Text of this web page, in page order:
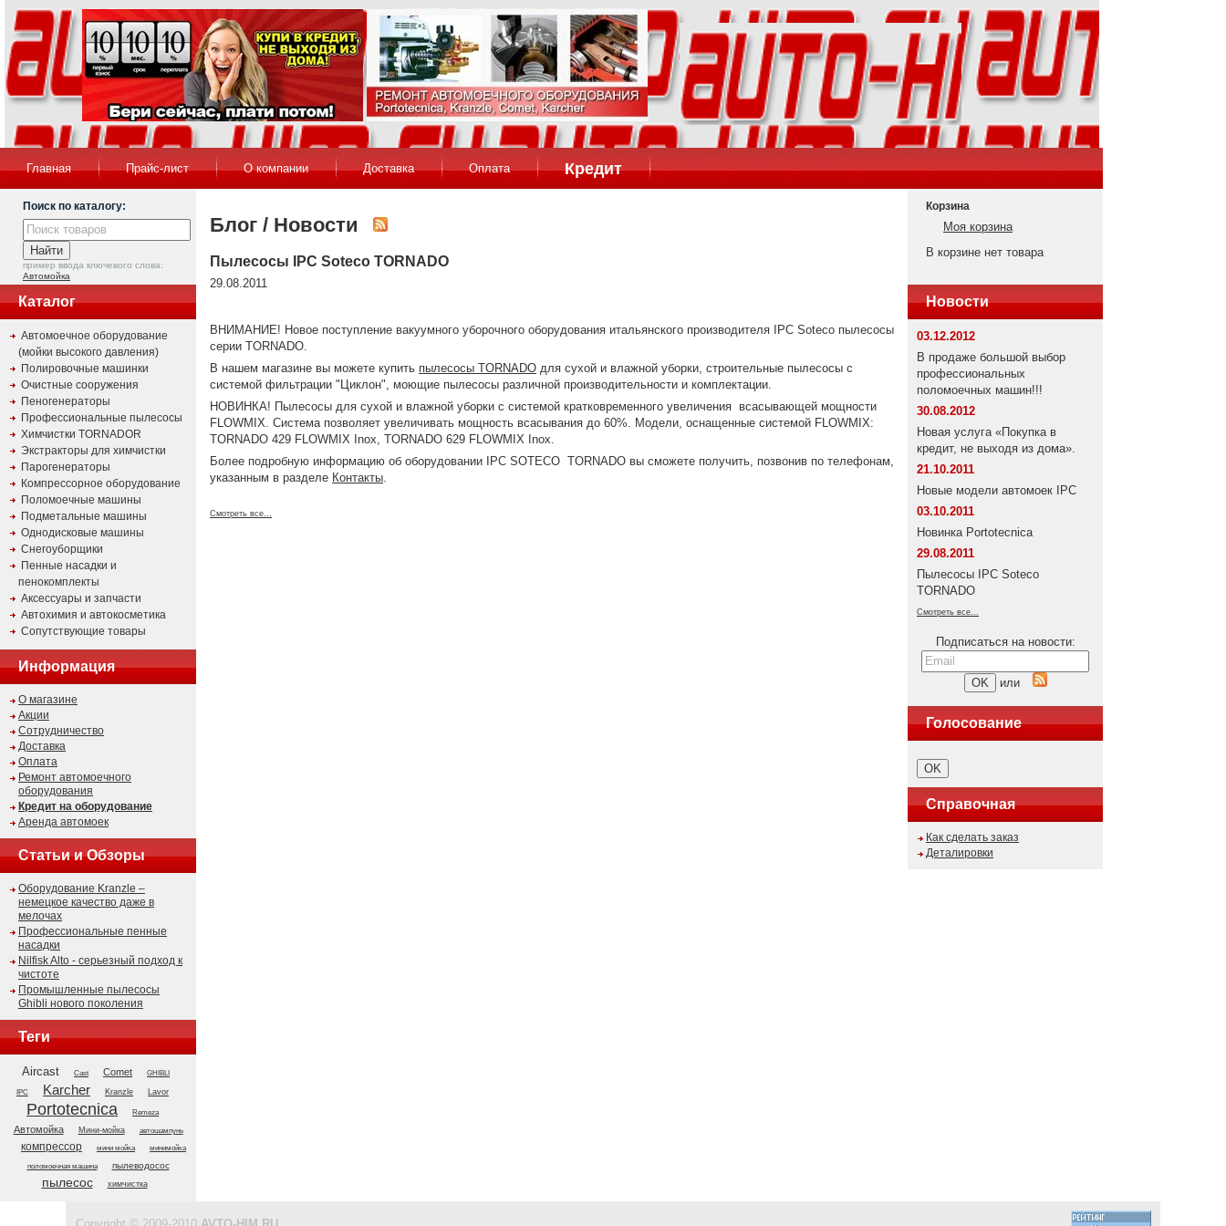
Главная Прайс-лист О компании Доставка Оплата Кредит
Поиск по каталогу:
пример ввода ключевого слова:
Автомойка
Каталог
Автомоечное оборудование
(мойки высокого давления)
Полировочные машинки
Очистные сооружения
Пеногенераторы
Профессиональные пылесосы
Химчистки TORNADOR
Экстракторы для химчистки
Парогенераторы
Компрессорное оборудование
Поломоечные машины
Подметальные машины
Однодисковые машины
Снегоуборщики
Пенные насадки и
пенокомплекты
Аксессуары и запчасти
Автохимия и автокосметика
Сопутствующие товары
Информация
О магазине
Акции
Сотрудничество
Доставка
Оплата
Ремонт автомоечного
оборудования
Кредит на оборудование
Аренда автомоек
Статьи и Обзоры
Оборудование Kranzle –
немецкое качество даже в
мелочах
Профессиональные пенные
насадки
Nilfisk Alto - серьезный подход к
чистоте
Промышленные пылесосы
Ghibli нового поколения
Теги
Aircast Cast Comet GHIBLI
IPC Karcher Kranzle Lavor
Portotecnica Remeza
Автомойка Мини-мойка автошампунь
компрессор мини мойка минимойка
поломоечная машина пылеводосос
пылесос химчистка
Блог / Новости
Пылесосы IPC Soteco TORNADO
29.08.2011
ВНИМАНИЕ! Новое поступление вакуумного уборочного оборудования итальянского производителя IPC Soteco пылесосы
серии TORNADO.
В нашем магазине вы можете купить пылесосы TORNADO для сухой и влажной уборки, строительные пылесосы с
системой фильтрации "Циклон", моющие пылесосы различной производительности и комплектации.
НОВИНКА! Пылесосы для сухой и влажной уборки с системой кратковременного увеличения всасывающей мощности
FLOWMIX. Система позволяет увеличивать мощность всасывания до 60%. Модели, оснащенные системой FLOWMIX:
TORNADO 429 FLOWMIX Inox, TORNADO 629 FLOWMIX Inox.
Более подробную информацию об оборудовании IPC SOTECO TORNADO вы сможете получить, позвонив по телефонам,
указанным в разделе Контакты.
Смотреть все...
Корзина
Моя корзина
В корзине нет товара
Новости
03.12.2012
В продаже большой выбор
профессиональных
поломоечных машин!!!
30.08.2012
Новая услуга «Покупка в
кредит, не выходя из дома».
21.10.2011
Новые модели автомоек IPC
03.10.2011
Новинка Portotecnica
29.08.2011
Пылесосы IPC Soteco
TORNADO
Смотреть все...
Подписаться на новости:
или
Голосование
Справочная
Как сделать заказ
Деталировки